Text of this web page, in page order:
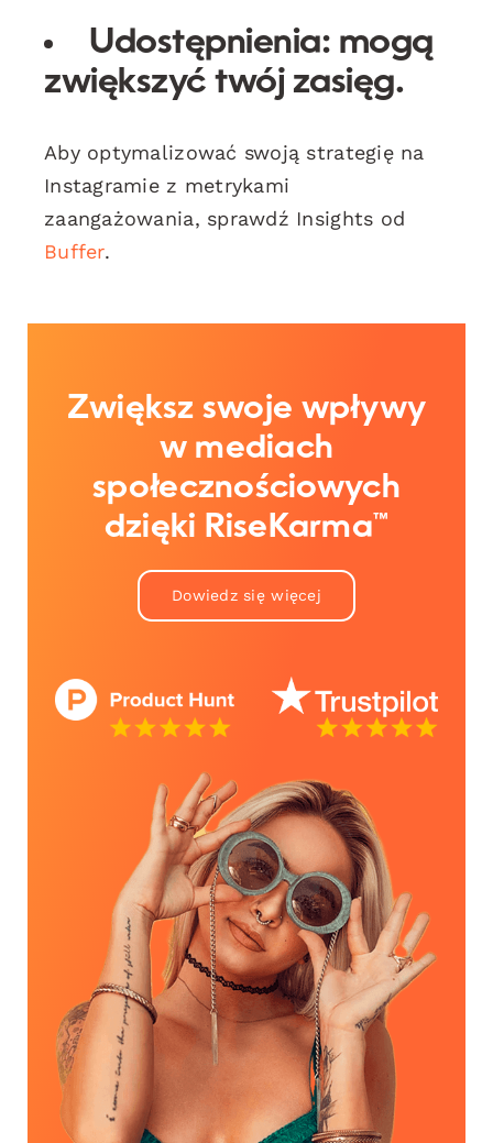
Udostępnienia: mogą
zwiększyć twój zasięg.
Aby optymalizować swoją strategię na
Instagramie z metrykami
zaangażowania, sprawdź Insights od
Buffer.
Zwiększ swoje wpływy
w mediach
społecznościowych
dzięki RiseKarma™
Dowiedz się więcej